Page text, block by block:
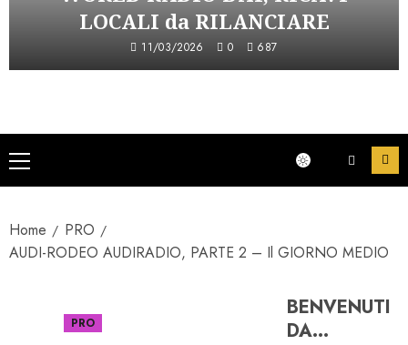
LOCALI da RILANCIARE
11/03/2026 0 687
Menu
principale
Home
PRO
AUDI-RODEO AUDIRADIO, PARTE 2 – Il GIORNO MEDIO
PRO
BENVENUTI
DA…